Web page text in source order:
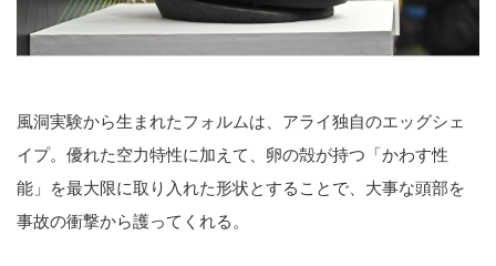
風洞実験から生まれたフォルムは、アライ独自のエッグシェ
イプ。優れた空力特性に加えて、卵の殻が持つ「かわす性
能」を最大限に取り入れた形状とすることで、大事な頭部を
事故の衝撃から護ってくれる。